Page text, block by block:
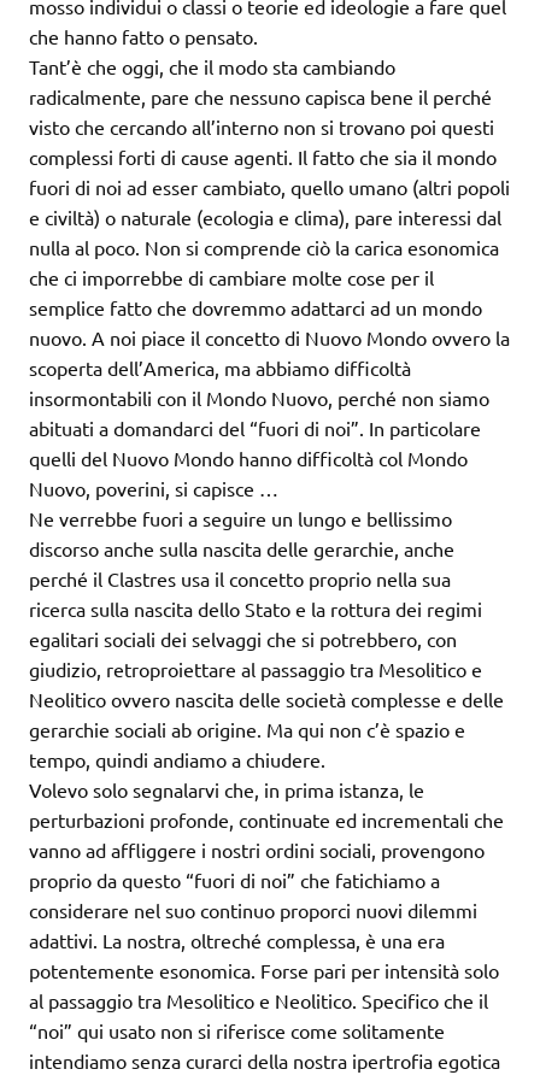
mosso individui o classi o teorie ed ideologie a fare quel
che hanno fatto o pensato.
Tant’è che oggi, che il modo sta cambiando
radicalmente, pare che nessuno capisca bene il perché
visto che cercando all’interno non si trovano poi questi
complessi forti di cause agenti. Il fatto che sia il mondo
fuori di noi ad esser cambiato, quello umano (altri popoli
e civiltà) o naturale (ecologia e clima), pare interessi dal
nulla al poco. Non si comprende ciò la carica esonomica
che ci imporrebbe di cambiare molte cose per il
semplice fatto che dovremmo adattarci ad un mondo
nuovo. A noi piace il concetto di Nuovo Mondo ovvero la
scoperta dell’America, ma abbiamo difficoltà
insormontabili con il Mondo Nuovo, perché non siamo
abituati a domandarci del “fuori di noi”. In particolare
quelli del Nuovo Mondo hanno difficoltà col Mondo
Nuovo, poverini, si capisce …
Ne verrebbe fuori a seguire un lungo e bellissimo
discorso anche sulla nascita delle gerarchie, anche
perché il Clastres usa il concetto proprio nella sua
ricerca sulla nascita dello Stato e la rottura dei regimi
egalitari sociali dei selvaggi che si potrebbero, con
giudizio, retroproiettare al passaggio tra Mesolitico e
Neolitico ovvero nascita delle società complesse e delle
gerarchie sociali ab origine. Ma qui non c’è spazio e
tempo, quindi andiamo a chiudere.
Volevo solo segnalarvi che, in prima istanza, le
perturbazioni profonde, continuate ed incrementali che
vanno ad affliggere i nostri ordini sociali, provengono
proprio da questo “fuori di noi” che fatichiamo a
considerare nel suo continuo proporci nuovi dilemmi
adattivi. La nostra, oltreché complessa, è una era
potentemente esonomica. Forse pari per intensità solo
al passaggio tra Mesolitico e Neolitico. Specifico che il
“noi” qui usato non si riferisce come solitamente
intendiamo senza curarci della nostra ipertrofia egotica